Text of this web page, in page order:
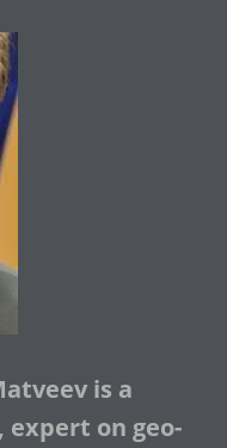
is a
expert on geo-